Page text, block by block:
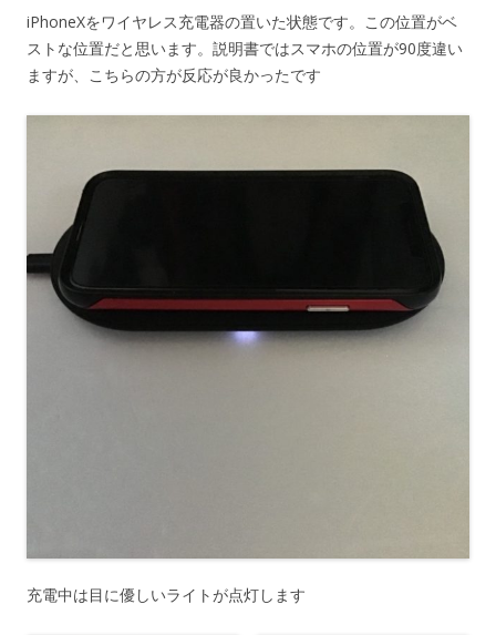
iPhoneXをワイヤレス充電器の置いた状態です。この位置がベ
ストな位置だと思います。説明書ではスマホの位置が90度違い
ますが、こちらの方が反応が良かったです
充電中は目に優しいライトが点灯します